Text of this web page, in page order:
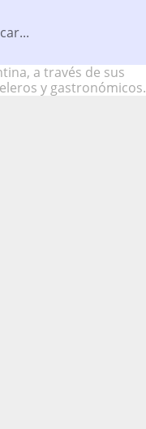
a través de sus
y gastronómicos.